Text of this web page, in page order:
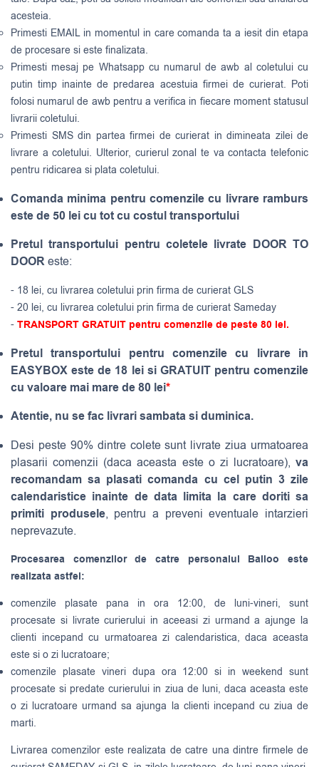
acesteia.
Primesti EMAIL in momentul in care comanda ta a iesit din etapa
de procesare si este finalizata.
Primesti mesaj pe Whatsapp cu numarul de awb al coletului cu
putin timp inainte de predarea acestuia firmei de curierat. Poti
folosi numarul de awb pentru a verifica in fiecare moment statusul
livrarii coletului.
Primesti SMS din partea firmei de curierat in dimineata zilei de
livrare a coletului. Ulterior, curierul zonal te va contacta telefonic
pentru ridicarea si plata coletului.
Comanda minima pentru comenzile cu livrare ramburs
este de 50 lei cu tot cu costul transportului
Pretul transportului pentru coletele livrate DOOR TO
DOOReste:
- 18 lei, cu livrarea coletului prin firma de curierat GLS
- 20 lei, cu livrarea coletului prin firma de curierat Sameday
- TRANSPORT GRATUIT pentru comenzile de peste 80 lei.
Pretul transportului pentru comenzile cu livrare in
EASYBOX este de 18 lei si GRATUIT pentru comenzile
cu valoare mai mare de 80 lei*
Atentie, nu se fac livrari sambata si duminica.
Desi peste 90% dintre colete sunt livrate ziua urmatoarea
plasarii comenzii (daca aceasta este o zi lucratoare), va
recomandam sa plasati comanda cu cel putin 3 zile
calendaristice inainte de data limita la care doriti sa
primiti produsele, pentru a preveni eventuale intarzieri
neprevazute.
Procesarea comenzilor de catre personalul Balloo este
realizata astfel:
comenzile plasate pana in ora 12:00, de luni-vineri, sunt
procesate si livrate curierului in aceeasi zi urmand a ajunge la
clienti incepand cu urmatoarea zi calendaristica, daca aceasta
este si o zi lucratoare;
comenzile plasate vineri dupa ora 12:00 si in weekend sunt
procesate si predate curierului in ziua de luni, daca aceasta este
o zi lucratoare urmand sa ajunga la clienti incepand cu ziua de
marti.
Livrarea comenzilor este realizata de catre una dintre firmele de